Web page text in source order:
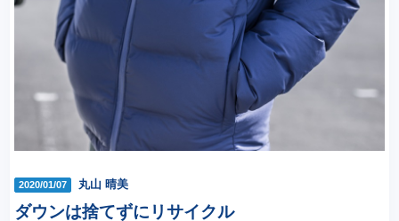
2020/01/07 丸山 晴美
ダウンは捨てずにリサイクル